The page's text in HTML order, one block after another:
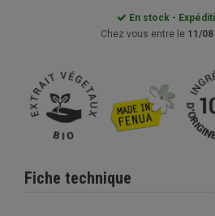
En stock -
Chez vous entre le 11/08
Fiche technique